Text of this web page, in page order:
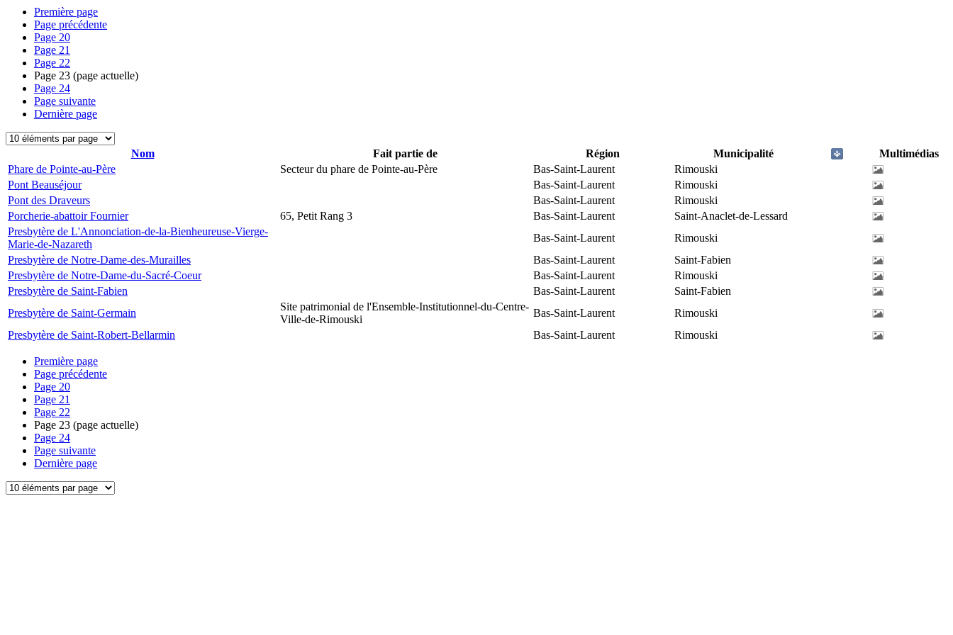
Première page
Page précédente
Page 20
Page 21
Page 22
Page 23 (page actuelle)
Page 24
Page suivante
Dernière page
Nom Fait partie de Région Municipalité
Multimédias
Phare de Pointe-au-Père
Secteur du phare de Pointe-au-Père Bas-Saint-Laurent
Rimouski
Pont Beauséjour
Bas-Saint-Laurent
Rimouski
Pont des Draveurs
Bas-Saint-Laurent
Rimouski
Porcherie-abattoir Fournier
65, Petit Rang 3 Bas-Saint-Laurent
Saint-Anaclet-de-Lessard
Presbytère de L'Annonciation-de-la-Bienheureuse-Vierge-
Marie-de-Nazareth
Bas-Saint-Laurent
Rimouski
Presbytère de Notre-Dame-des-Murailles
Bas-Saint-Laurent
Saint-Fabien
Presbytère de Notre-Dame-du-Sacré-Coeur
Bas-Saint-Laurent
Rimouski
Presbytère de Saint-Fabien
Bas-Saint-Laurent
Saint-Fabien
Presbytère de Saint-Germain
Site patrimonial de l'Ensemble-Institutionnel-du-Centre-
Ville-de-Rimouski
Bas-Saint-Laurent
Rimouski
Presbytère de Saint-Robert-Bellarmin
Bas-Saint-Laurent Rimouski
Première page
Page précédente
Page 20
Page 21
Page 22
Page 23 (page actuelle)
Page 24
Page suivante
Dernière page